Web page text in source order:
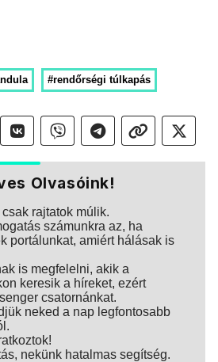
#rendőrségi túlkapás
Olvasóink!
rajtatok múlik.
számunkra az, ha
portálunkat, amiért hálásak is
is megfelelni, akik a
keresik a híreket, ezért
csatornánkat.
neked a nap legfontosabb
nekünk hatalmas segítség.